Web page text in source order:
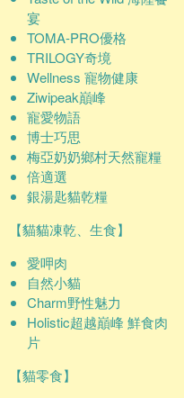
宴
TOMA-PRO優格
TRILOGY奇境
Wellness 寵物健康
Ziwipeak巔峰
寵愛物語
博士巧思
梅亞奶奶鄉村天然寵糧
倍適選
銀湯匙貓乾糧
【貓貓凍乾、生食】
愛呷肉
自然小貓
Charm野性魅力
Holistic超越巔峰 鮮食肉
片
【貓零食】